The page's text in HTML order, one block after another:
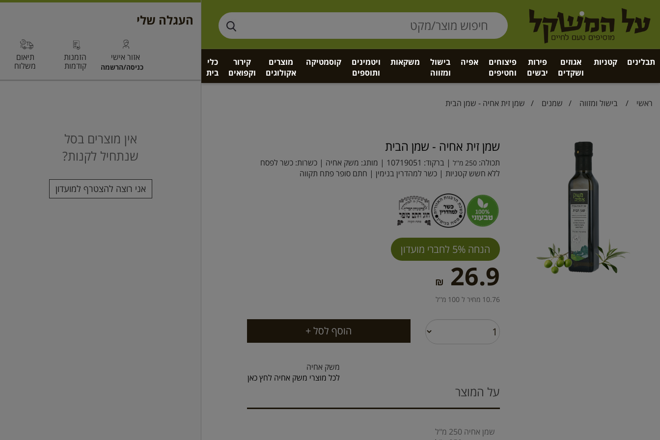
תבלינים קטניות
אגוזים
ושקדים
פירות
יבשים
פיצוחים
וחטיפים
אפיה
בישול
ומזווה
משקאות
ויטמינים
ותוספים
קוסמטיקה
מוצרים
אקולוגים
קירור
וקפואים
כלי
בית
ראשי / בישול ומזווה / שמנים / שמן זית אחיה - שמן הבית
שמן זית אחיה - שמן הבית
תכולה:250 מ''ל | ברקוד: 10719051 | מותג: משק אחיה | כשרות: כשר לפסח
ללא חשש קטניות | כשר למהדרין בנימין | חתם סופר פתח תקווה
הנחה 5% לחברי מועדון
26.9
₪
10.76 מחיר ל 100 מ''ל
משק אחיה
לכל מוצרי משק אחיה לחץ כאן
על המוצר
שמן אחיה 250 מ"ל